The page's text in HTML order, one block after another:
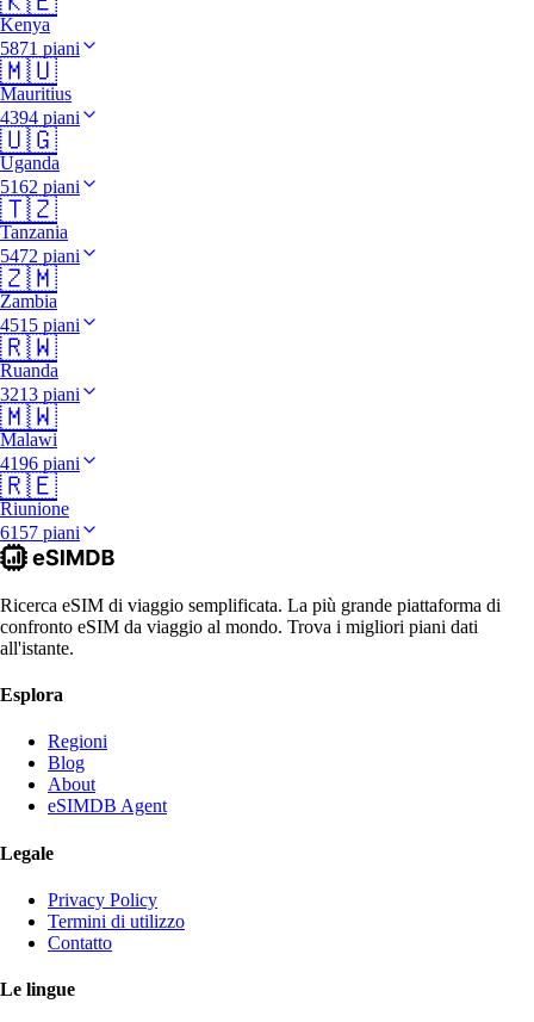
Kenya
5871 piani
🇲🇺
Mauritius
4394 piani
🇺🇬
Uganda
5162 piani
🇹🇿
Tanzania
5472 piani
🇿🇲
Zambia
4515 piani
🇷🇼
Ruanda
3213 piani
🇲🇼
Malawi
4196 piani
🇷🇪
Riunione
6157 piani
Ricerca eSIM di viaggio semplificata. La più grande piattaforma di
confronto eSIM da viaggio al mondo. Trova i migliori piani dati
all'istante.
Esplora
Regioni
Blog
About
eSIMDB Agent
Legale
Privacy Policy
Termini di utilizzo
Contatto
Le lingue